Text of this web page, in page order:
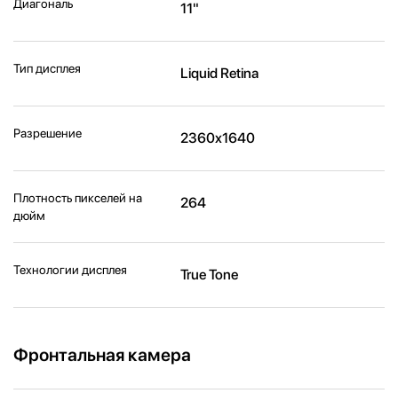
Диагональ 11"
Тип дисплея Liquid Retina
Разрешение 2360x1640
Плотность пикселей на
дюйм
264
Технологии дисплея True Tone
Фронтальная камера